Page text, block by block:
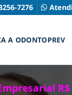
7276
A ODONTOPREV
R$